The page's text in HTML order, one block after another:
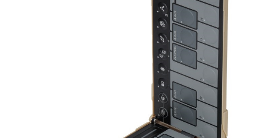
パーカッション
電子ピアノ
その他楽器